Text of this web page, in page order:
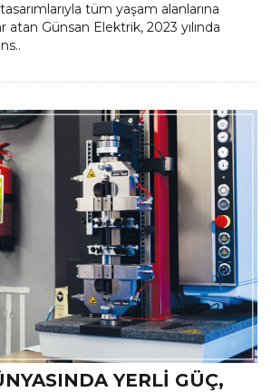
tüm yaşam alanlarına
atan Günsan Elektrik, 2023 yılında
YERLI GÜÇ,